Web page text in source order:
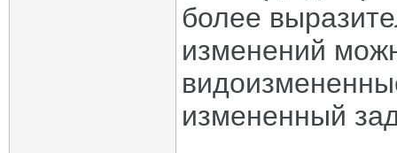
более
изменений
измененный